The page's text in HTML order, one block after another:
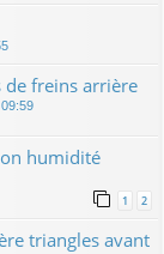
de freins arrière
humidité
1 2
triangles avant